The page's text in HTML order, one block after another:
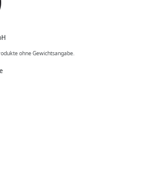
ohne Gewichtsangabe.